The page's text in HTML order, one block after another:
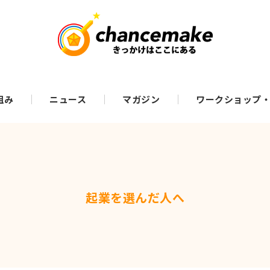
み ニュース マガジン ワークショップ
起業を選んだ人へ